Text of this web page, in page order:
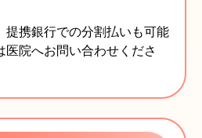
提携銀行での分割払いも可能
医院へお問い合わせくださ